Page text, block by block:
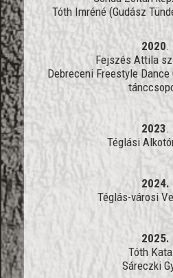
Tóth Imréné (Gudász
2020.
Fejszés Attila
Debreceni Freestyle Dance
2023.
Téglási
2024.
Téglás-városi
2025.
Tóth
Sáreczki